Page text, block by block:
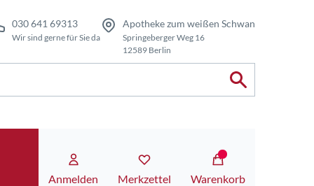
030 641 69313
Wir sind gerne für Sie da
Apotheke zum weißen Schwan
Springeberger Weg 16
12589 Berlin
Anmelden Merkzettel Warenkorb